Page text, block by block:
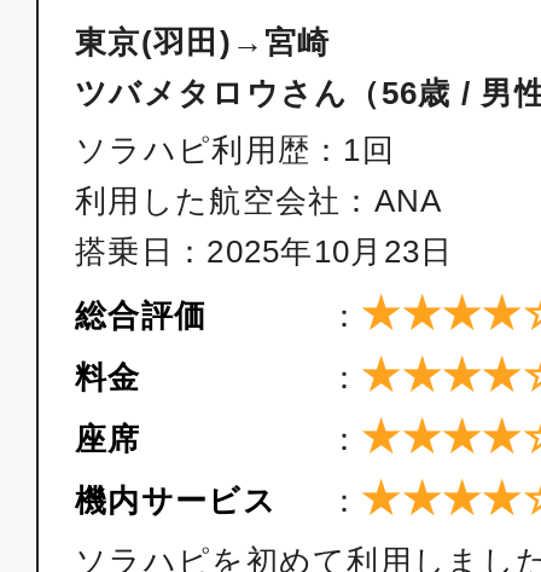
JAL687 08:05
JAL691
普通席
東京(羽田)
11:40
14:20
東京(羽田)→宮崎
ツバメタロウさん（56歳 / 男
ソラハピ利用歴：1回
利用した航空会社：ANA
搭乗日：2025年10月23日
総合評価
：
料金 ：
座席 ：
機内サービス ：
ソラハピを初めて利用しまし